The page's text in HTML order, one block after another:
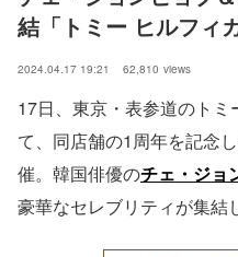
結「トミー ヒルフィ
2024.04.17 19:21 62,810 views
17日、東京・表参道のト
て、同店舗の1周年を記念
催。韓国俳優のチェ・ジョ
豪華なセレブリティが集結